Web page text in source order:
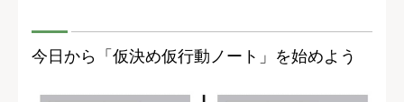
今日から「仮決め仮行動ノート」を始めよう